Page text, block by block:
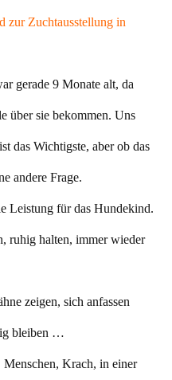
zur Zuchtausstellung in
gerade 9 Monate alt, da
über sie bekommen. Uns
das Wichtigste, aber ob das
andere Frage.
Leistung für das Hundekind.
ruhig halten, immer wieder
zeigen, sich anfassen
bleiben …
Krach, in einer